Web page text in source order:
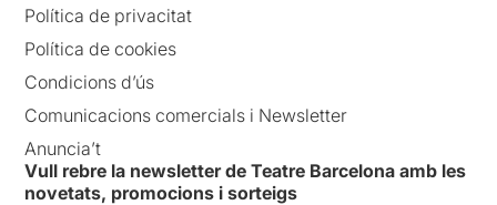
Política de privacitat
Política de cookies
Condicions d’ús
Comunicacions comercials i Newsletter
Anuncia’t
Vull rebre la newsletter de Teatre Barcelona amb les
novetats, promocions i sorteigs